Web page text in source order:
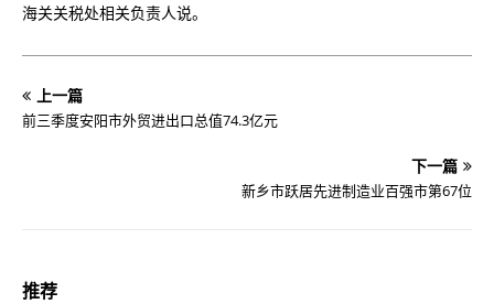
海关关税处相关负责人说。
上一篇
前三季度安阳市外贸进出口总值74.3亿元
下一篇
新乡市跃居先进制造业百强市第67位
推荐